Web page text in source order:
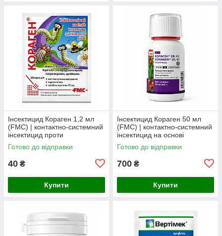
Інсектицид Кораген 1,2 мл
(FMC) | контактно-системний
інсектицид проти
колорадського жука,
плодожерок, листовійок і
Готово до відправки
40 ₴
Купити
Інсектицид Кораген 50 мл
(FMC) | контактно-системний
інсектицид на основі
хлорантраніліпролу проти
лускокрилих шкідників
Готово до відправки
700 ₴
Купити